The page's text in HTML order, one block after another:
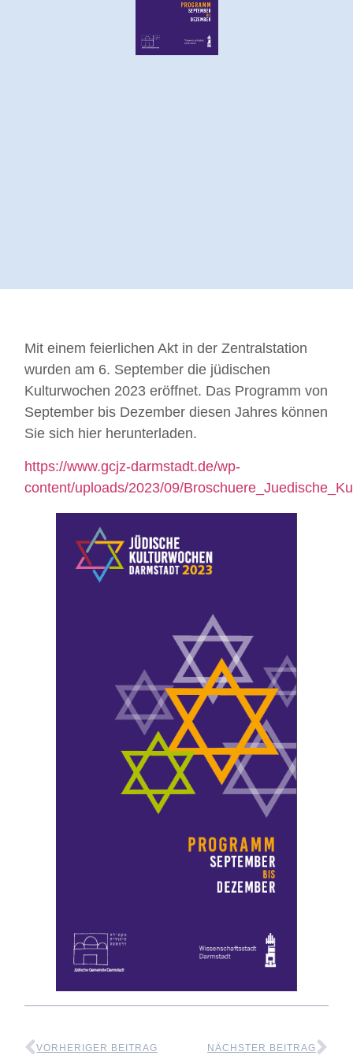
Mit einem feierlichen Akt in der Zentralstation
wurden am 6. September die jüdischen
Kulturwochen 2023 eröffnet. Das Programm von
September bis Dezember diesen Jahres können
Sie sich hier herunterladen.
https://www.gcjz-darmstadt.de/wp-
content/uploads/2023/09/
VORHERIGER BEITRAG NÄCHSTER BEITRAG